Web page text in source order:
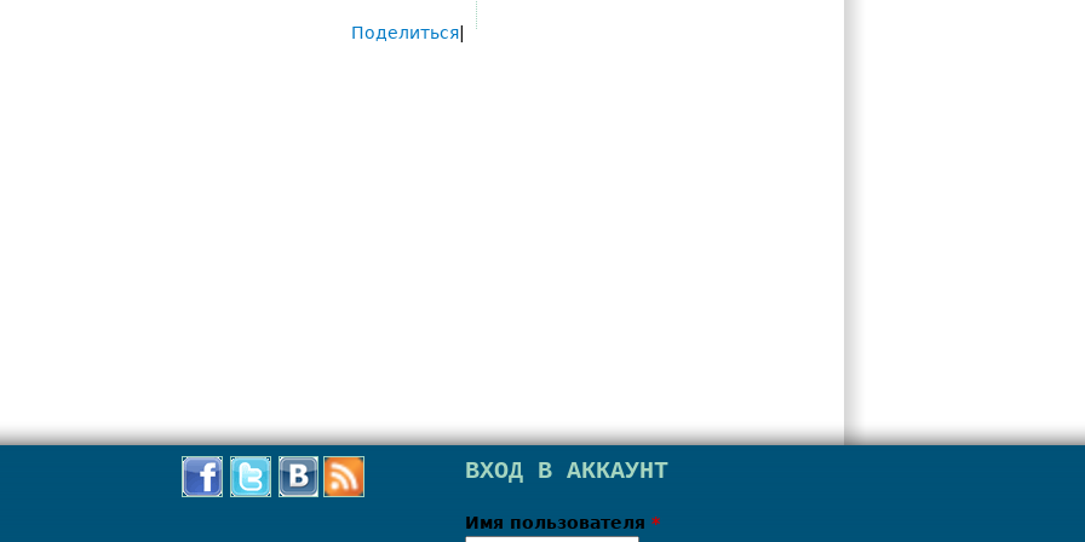
Поделиться
ВХОД В АККАУНТ
Имя пользователя *